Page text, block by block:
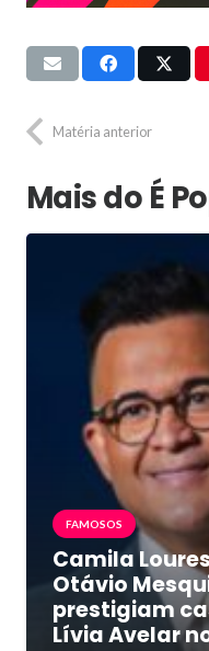
Matéria anterior
Mais do É
FAMOSOS
Camila
Otávio
prestigiam
Lívia Avelar